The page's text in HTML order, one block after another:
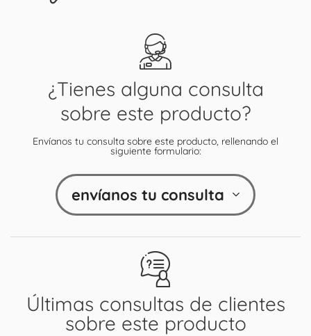
Últimas consultas de clientes
sobre este producto
¿Tienes alguna consulta
sobre este producto?
Envíanos tu consulta sobre este producto, rellenando el
siguiente formulario:
envíanos tu consulta